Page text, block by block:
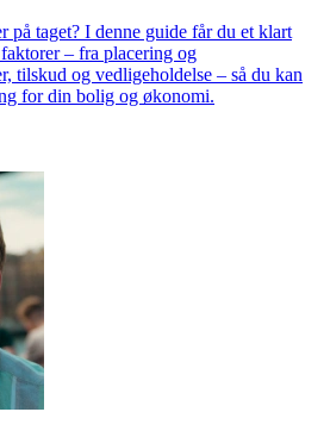
på taget? I denne guide får du et klart
– fra placering og
tilskud og vedligeholdelse – så du kan
for din bolig og økonomi.